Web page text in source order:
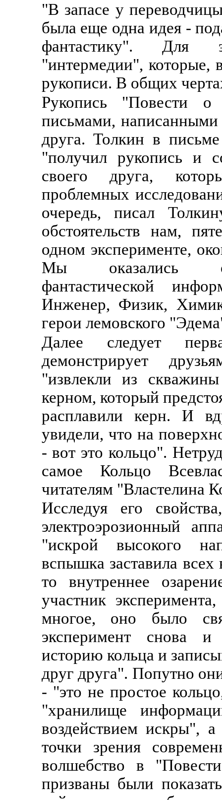
"В запасе у
была еще одна идея -
фантастику". Для
"интермедии", которые,
рукописи. В общих
Рукопись "Повести о
письмами,
друга. Толкин в
"получил рукопись и
своего друга,
проблемных
очередь, писал
обстоятельств нам,
одном эксперименте,
Мы оказались
фантастической
Инженер, Физик,
герои лемовского
Далее следует
демонстрирует
"извлекли из
керном, который
расплавили керн. И
увидели, что на
- вот это кольцо".
самое Кольцо
читателям "Властелина
Исследуя его
электроэрозионный
"искрой высокого
вспышка заставила
то внутреннее
участник
многое, оно было
эксперимент снова
историю кольца и
друг друга". Попутно
- "это не простое
"хранилище
воздействием искры",
точки зрения
волшебство в
призваны были